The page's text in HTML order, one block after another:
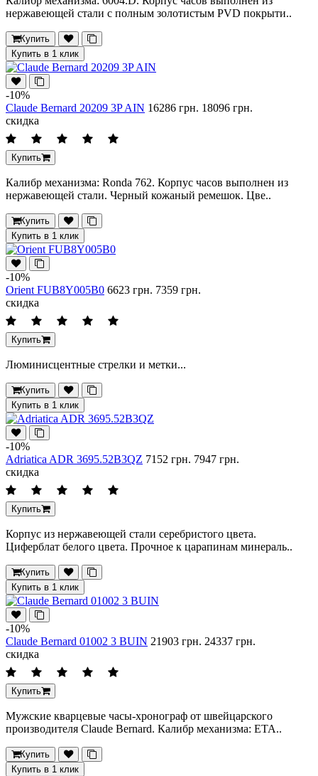
нержавеющей стали с полным золотистым PVD покрыти..
Купить
Купить в 1 клик
-10%
Claude Bernard 20209 3P AIN 16286 грн. 18096 грн.
скидка
Купить
Калибр механизма: Ronda 762. Корпус часов выполнен из
нержавеющей стали. Черный кожаный ремешок. Цве..
Купить
Купить в 1 клик
-10%
Orient FUB8Y005B0 6623 грн. 7359 грн.
скидка
Купить
Люминисцентные стрелки и метки...
Купить
Купить в 1 клик
-10%
Adriatica ADR 3695.52B3QZ 7152 грн. 7947 грн.
скидка
Купить
Корпус из нержавеющей стали серебристого цвета.
Циферблат белого цвета. Прочное к царапинам минераль..
Купить
Купить в 1 клик
-10%
Claude Bernard 01002 3 BUIN 21903 грн. 24337 грн.
скидка
Купить
Мужские кварцевые часы-хронограф от швейцарского
производителя Claude Bernard. Калибр механизма: ETA..
Купить
Купить в 1 клик